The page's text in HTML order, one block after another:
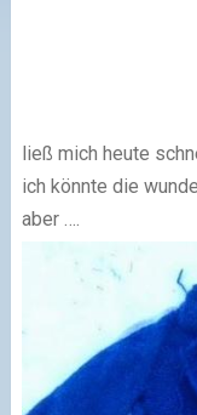
ließ mich heute
ich könnte die
aber ….